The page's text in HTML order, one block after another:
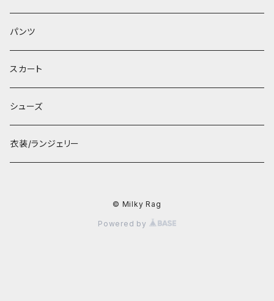
パンツ
スカート
シューズ
衣装/ランジェリー
© Milky Rag
Powered by